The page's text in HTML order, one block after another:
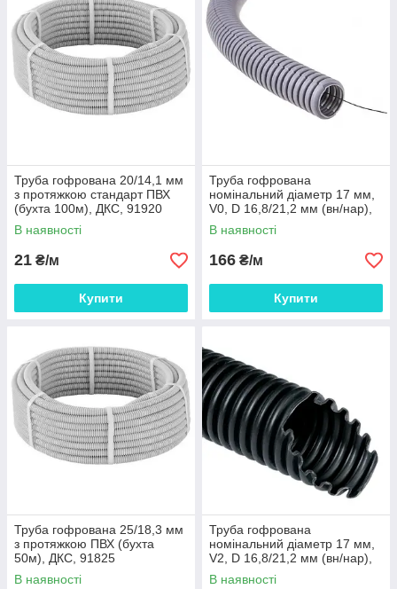
Труба гофрована 20/14,1 мм
з протяжкою стандарт ПВХ
(бухта 100м), ДКС, 91920
В наявності
21 ₴/м
Купити
Труба гофрована
номінальний діаметр 17 мм,
V0, D 16,8/21,2 мм (вн/нар),
поліамід 6, колір темно-сірий,
з
В наявності
166 ₴/м
Купити
Труба гофрована 25/18,3 мм
з протяжкою ПВХ (бухта
50м), ДКС, 91825
В наявності
Труба гофрована
номінальний діаметр 17 мм,
V2, D 16,8/21,2 мм (вн/нар),
поліамід 6, колір чорний
В наявності